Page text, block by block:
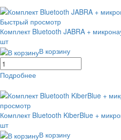
Быстрый просмотр
Комплект Bluetooth JABRA +
шт
В корзину
Подробнее
просмотр
Комплект Bluetooth KiberBlue +
шт
В корзину